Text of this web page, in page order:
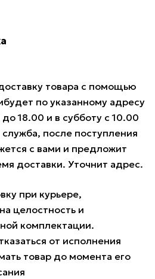
товара с помощью
по указанному адресу
18.00 и в субботу с 10.00
после поступления
с вами и предложит
доставки. Уточнит адрес.
при курьере,
целостность и
комплектации.
от исполнения
товар до момента его